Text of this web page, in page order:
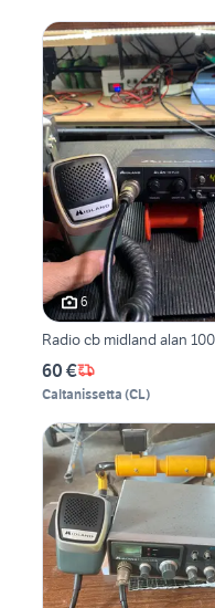
6
Radio cb midland alan
60 €
Caltanissetta (CL)